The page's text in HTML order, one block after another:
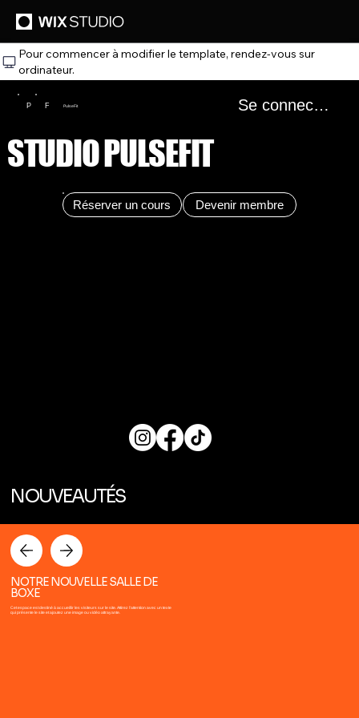
Pour commencer à modifier le template, rendez‑vous sur
ordinateur.